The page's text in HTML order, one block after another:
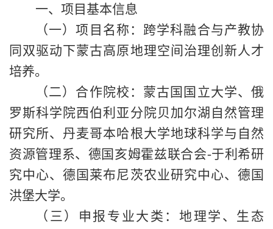
一、项目基本信息
（一）项目名称：跨学科融合与产教协
同双驱动下蒙古高原地理空间治理创新人才
培养。
（二） 合作院校：蒙古 国 国立大学、 俄
罗斯科学院西伯利亚分院贝加尔湖自然管理
研究所、 丹麦哥本哈根大学地球科学与自然
资源管理系、 德国亥姆霍兹联合会-于利希研
究中心、德国莱布尼茨农业研究中心、德国
洪堡大学。
（ 三） 申报专业大类：地理学 、 生态